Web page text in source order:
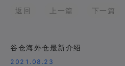
返回 上一篇 下一篇
谷仓海外仓最新介绍
2021.08.23